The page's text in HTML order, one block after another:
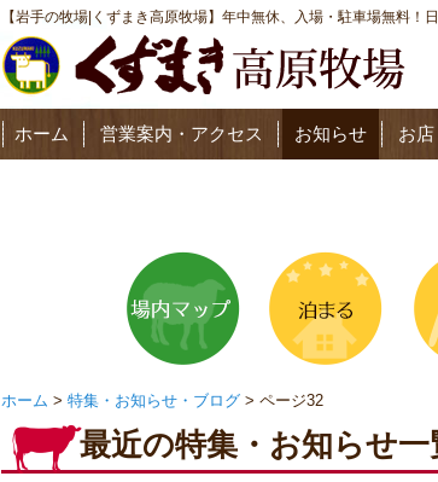
【岩手の牧場|くずまき高原牧場】年中無休、入場・駐車場無料
ホーム 営業案内・アクセス お知らせ お
ホーム > 特集・お知らせ・ブログ > ページ32
最近の特集・お知らせ一